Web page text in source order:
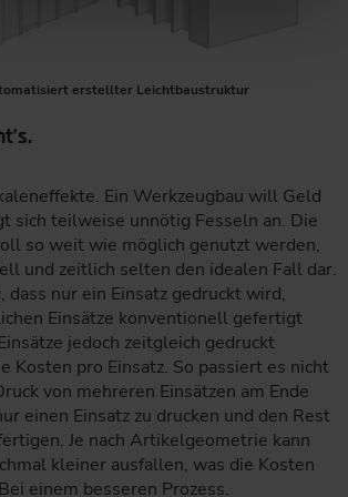
erstellter Leichtbaustruktur
Ein Werkzeugbau will Geld
sich teilweise unnötig Fesseln an. Die
so weit wie möglich genutzt werden,
und zeitlich selten den idealen Fall dar.
dass nur ein Einsatz gedruckt wird,
Einsätze konventionell gefertigt
jedoch zeitgleich gedruckt
Kosten pro Einsatz. So passiert es nicht
von mehreren Einsätzen am Ende
einen Einsatz zu drucken und den Rest
Je nach Artikelgeometrie kann
kleiner ausfallen, was die Kosten
einem besseren Prozess.